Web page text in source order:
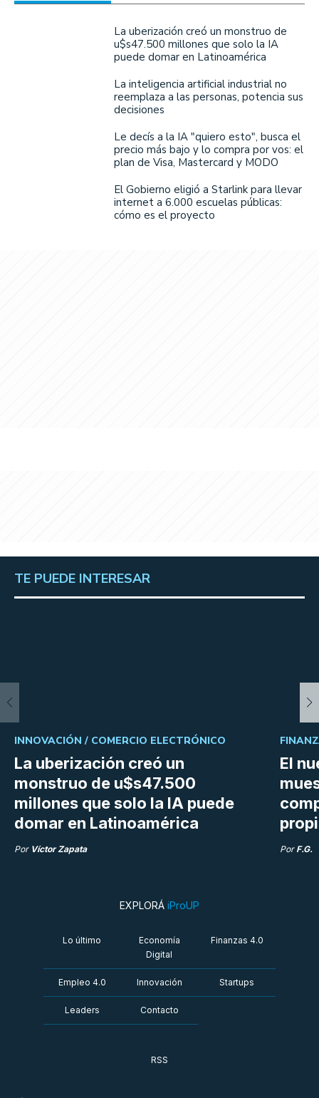
La uberización creó un monstruo de
u$s47.500 millones que solo la IA
puede domar en Latinoamérica
La inteligencia artificial industrial no
reemplaza a las personas, potencia sus
decisiones
Le decís a la IA "quiero esto", busca el
precio más bajo y lo compra por vos: el
plan de Visa, Mastercard y MODO
El Gobierno eligió a Starlink para llevar
internet a 6.000 escuelas públicas:
cómo es el proyecto
TE PUEDE INTERESAR
La uberización creó un
monstruo de u$s47.500
millones que solo la IA puede
domar en Latinoamérica
INNOVACIÓN / COMERCIO ELECTRÓNICO
Por Víctor Zapata
El
Por F.G.
EXPLORÁ iProUP
Lo último
Economía
Digital
Finanzas 4.0
Empleo 4.0 Innovación Startups
Leaders Contacto
RSS